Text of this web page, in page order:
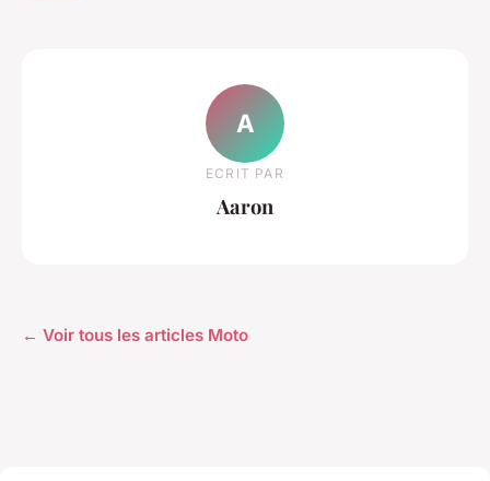
A
ECRIT PAR
Aaron
← Voir tous les articles Moto